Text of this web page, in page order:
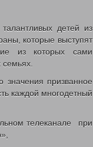
детей из
которые выступят
из которых сами
призванное
каждой многодетный
телеканале при